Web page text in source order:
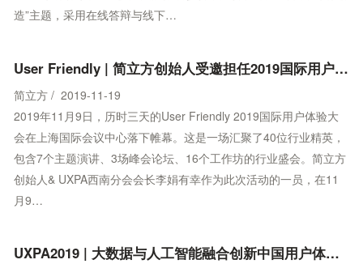
博客
造”主题，采用在线答辩与线下…
User Friendly | 简立方创始人受邀担任2019国际用户体验大会主持人
简立方 / 2019-11-19
2019年11月9日，历时三天的User Friendly 2019国际用户体验大
会在上海国际会议中心落下帷幕。这是一场汇聚了40位行业精英，
包含7个主题演讲、3场峰会论坛、16个工作坊的行业盛会。简立方
创始人& UXPA西南分会会长李娟有幸作为此次活动的一员，在11
月9…
UXPA2019 | 大数据与人工智能融合创新中国用户体验大会西南峰会成功举办